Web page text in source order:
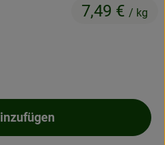
7,49 € / kg
Produkt zum Warenkorb